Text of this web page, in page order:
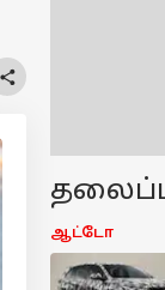
ஆட்டோ